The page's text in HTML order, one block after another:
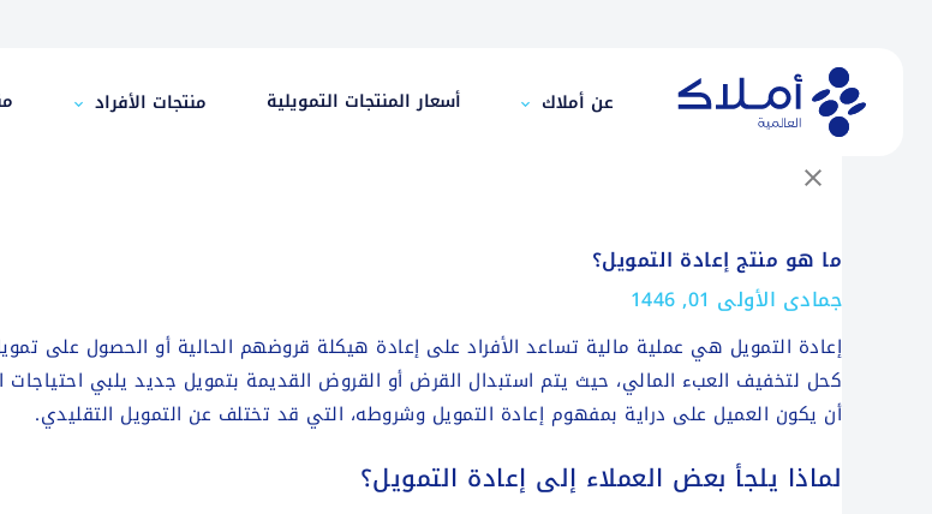
عن أملاك أسعار المنتجات التمويلية منتجات الأفراد ما هو منتج إعادة التمويل؟
ما هو منتج إعادة التمويل؟
جمادى الأولى 01, 1446
إعادة التمويل هي عملية مالية تساعد الأفراد على إعادة هيكلة قروضهم الحالية أو الحصول على
كحل لتخفيف العبء المالي، حيث يتم استبدال القرض أو القروض القديمة بتمويل جديد يلبي احتياجات
أن يكون العميل على دراية بمفهوم إعادة التمويل وشروطه، التي قد تختلف عن التمويل التقليدي.
لماذا يلجأ بعض العملاء إلى إعادة التمويل؟